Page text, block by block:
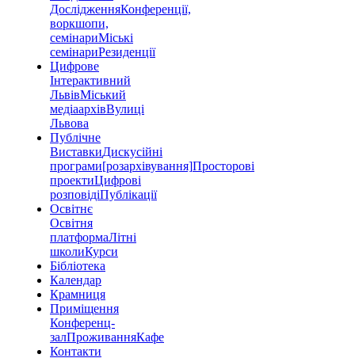
ДослідженняКонференції,
воркшопи,
семінариМіські
семінариРезиденції
Цифрове
Інтерактивний
ЛьвівМіський
медіаархівВулиці
Львова
Публічне
ВиставкиДискусійні
програми[розархівування]Просторові
проектиЦифрові
розповідіПублікації
Освітнє
Освітня
платформаЛітні
школиКурси
Бібліотека
Календар
Крамниця
Приміщення
Конференц-
залПроживанняКафе
Контакти